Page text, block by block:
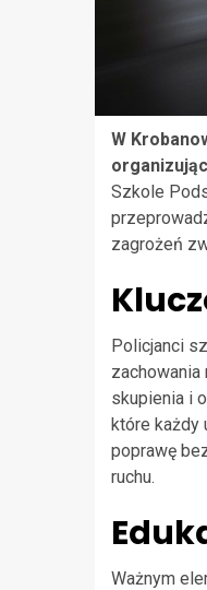
W
Szkole
zagrożeń
Policjanci
zachowania
skupienia i
które każdy
poprawę
ruchu.
Ważnym